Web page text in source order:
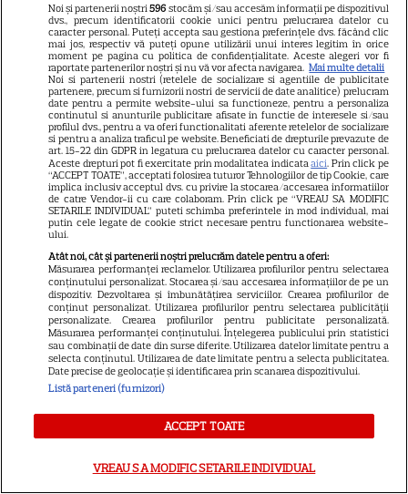
32
cenușa de la Pompei! Detalii
despre noul documentar
Disney+
5
NETFLIX
Secretele întunecate din
„Palatul de Est”: Lumea viilor și
tărâmul morților se ciocnesc
într-un nou serial coreean.
Dată de lansare
26
DISNEY PLUS
Ghid streaming 13 – 19 iulie:
Octavia Spencer și Hannah
Waddingham pornesc în
miniseria Ride or Die, iar Sean
Penn revine în Mystic River
CINEMA
Cu urechea la muzica
Noi și partenerii noștri596 stocăm și/sau accesăm informații pe dispozitivul
dvs., precum identificatorii cookie unici pentru prelucrarea datelor cu
caracter personal. Puteți accepta sau gestiona preferințele dvs. făcând clic
mai jos, respectiv vă puteți opune utilizării unui interes legitim în orice
moment pe pagina cu politica de confidențialitate. Aceste alegeri vor fi
raportate partenerilor noștri și nu vă vor afecta navigarea. Mai multe detalii
Noi si partenerii nostri (retelele de socializare si agentiile de publicitate
partenere, precum si furnizorii nostri de servicii de date analitice) prelucram
date pentru a permite website-ului sa functioneze, pentru a personaliza
continutul si anunturile publicitare afisate in functie de interesele si/sau
profilul dvs., pentru a va oferi functionalitati aferente retelelor de socializare
si pentru a analiza traficul pe website. Beneficiati de drepturile prevazute de
art. 15-22 din GDPR in legatura cu prelucrarea datelor cu caracter personal.
Aceste drepturi pot fi exercitate prin modalitatea indicataaici. Prin click pe
“ACCEPT TOATE”, acceptati folosirea tuturor Tehnologiilor de tip Cookie, care
implica inclusiv acceptul dvs. cu privire la stocarea/accesarea informatiilor
de catre Vendor-ii cu care colaboram. Prin click pe “VREAU SA MODIFIC
SETARILE INDIVIDUAL” puteti schimba preferintele in mod individual, mai
putin cele legate de cookie strict necesare pentru functionarea website-
ului.
Atât noi, cât și partenerii noștri prelucrăm datele pentru a oferi:
Măsurarea performanței reclamelor. Utilizarea profilurilor pentru selectarea
conținutului personalizat. Stocarea și/sau accesarea informațiilor de pe un
dispozitiv. Dezvoltarea și îmbunătățirea serviciilor. Crearea profilurilor de
conținut personalizat. Utilizarea profilurilor pentru selectarea publicității
personalizate. Crearea profilurilor pentru publicitate personalizată.
Măsurarea performanței conținutului. Înțelegerea publicului prin statistici
sau combinații de date din surse diferite. Utilizarea datelor limitate pentru a
selecta conținutul. Utilizarea de date limitate pentru a selecta publicitatea.
Date precise de geolocație și identificarea prin scanarea dispozitivului.
Listă parteneri (furnizori)
ACCEPT TOATE
VREAU SA MODIFIC SETARILE INDIVIDUAL